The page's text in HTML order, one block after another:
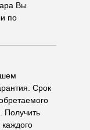
Вы
по
Срок
Получить